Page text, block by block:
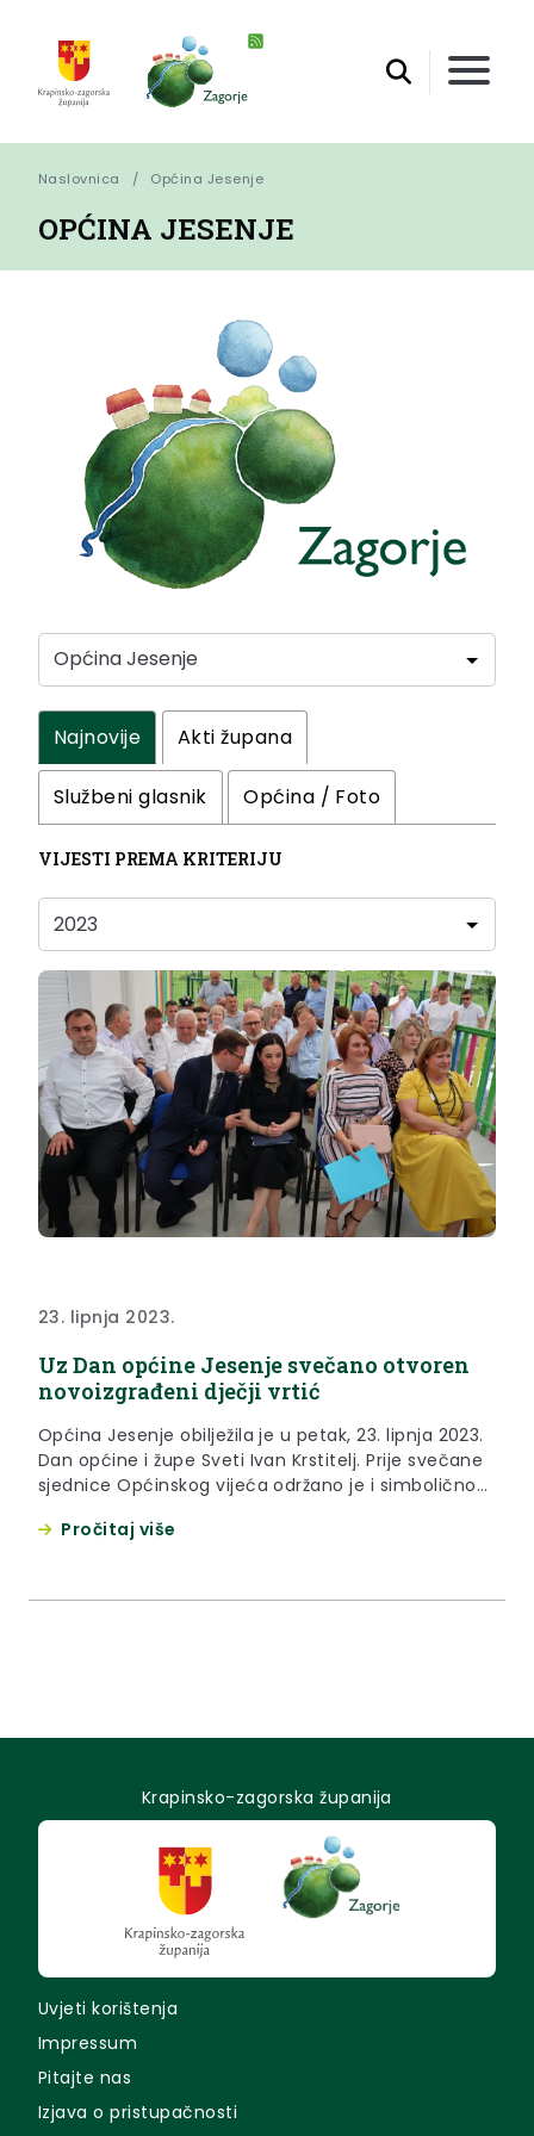
Naslovnica Općina Jesenje
OPĆINA JESENJE
Najnovije Akti župana
Službeni glasnik Općina / Foto
VIJESTI PREMA KRITERIJU
23. lipnja 2023.
Uz Dan općine Jesenje svečano otvoren
novoizgrađeni dječji vrtić
Općina Jesenje obilježila je u petak, 23. lipnja 2023.
Dan općine i župe Sveti Ivan Krstitelj. Prije svečane
sjednice Općinskog vijeća održano je i simbolično
otvorile izaslanica predsjednika Vlade RH Andreja
Pročitaj više
Krapinsko-zagorska županija
Uvjeti korištenja
Impressum
Pitajte nas
Izjava o pristupačnosti